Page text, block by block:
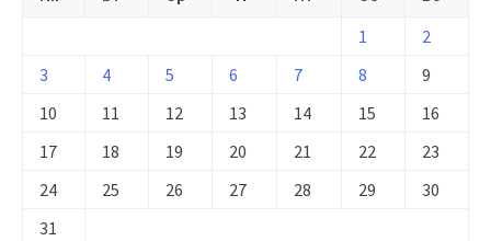
1
2
3
4 5 6 7 8
9
10
11 12 13 14 15
16
17
18 19 20 21 22
23
24
25 26 27 28 29
30
31